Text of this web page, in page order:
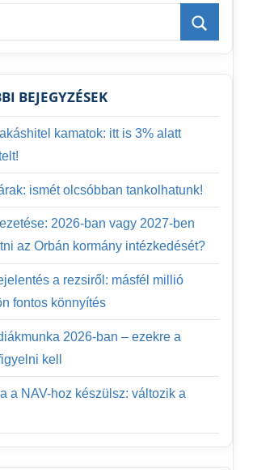
Search
BEJEGYZÉSEK
kamatok: itt is 3% alatt
ismét olcsóbban tankolhatunk!
2026-ban vagy 2027-ben
az Orbán kormány intézkedését?
a rezsiről: másfél millió
fontos könnyítés
2026-ban – ezekre a
kell
a NAV-hoz készülsz: változik a